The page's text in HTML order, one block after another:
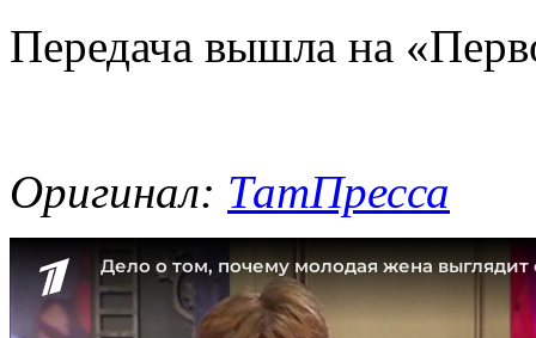
Передача вышла на
Оригинал: ТатПресса